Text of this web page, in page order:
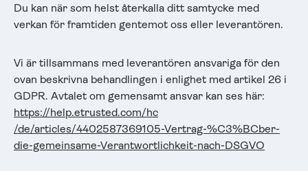
Du kan när som helst återkalla ditt samtycke med
verkan för framtiden gentemot oss eller leverantören.
Vi är tillsammans med leverantören ansvariga för den
ovan beskrivna behandlingen i enlighet med artikel 26 i
GDPR. Avtalet om gemensamt ansvar kan ses här:
https://help.etrusted.com/hc
/de/articles/4402587369105-Vertrag-%C3%BCber-
die-gemeinsame-Verantwortlichkeit-nach-DSGVO